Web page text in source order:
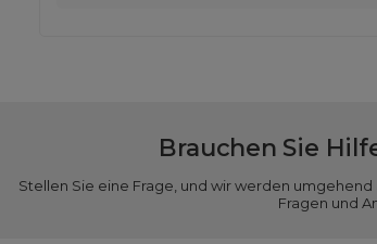
Brauchen Sie
Stellen Sie eine Frage, und wir werden
Fragen und